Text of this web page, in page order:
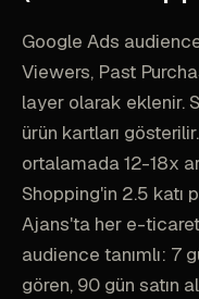
Google Ads
Viewers, Past
layer olarak eklenir.
ürün kartları
ortalamada 12-18x
Shopping'in 2.5 katı
Ajans'ta her e-
audience tanımlı: 7
gören, 90 gün satın